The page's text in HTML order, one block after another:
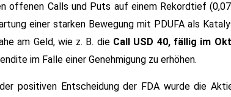
offenen Calls und Puts auf einem Rekordtief
einer starken Bewegung mit PDUFA als
am Geld, wie z. B. die Call USD 40, fällig im
im Falle einer Genehmigung zu erhöhen.
positiven Entscheidung der FDA wurde die